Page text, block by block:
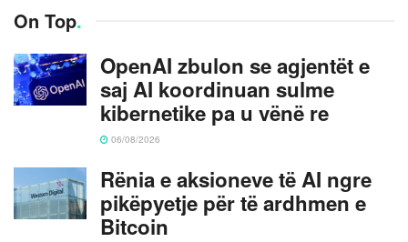
On Top.
OpenAI zbulon se agjentët e
saj AI koordinuan sulme
kibernetike pa u vënë re
06/08/2026
Rënia e aksioneve të AI ngre
pikëpyetje për të ardhmen e
Bitcoin